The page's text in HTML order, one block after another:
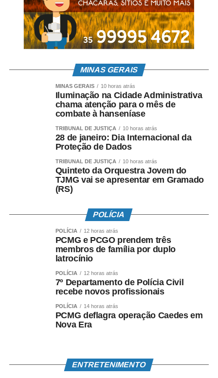
Redes sociais estimulamo
cérebro
As redes sociais influenciam nossos sentidos biológicos
ligado”. Esse processo acontece devido ao prazer
estabelecido na função cerebral, como acontece nas
probabilidades de sobrevivência, por exemplo, comer
comidas calóricas, dormir bem, aprender novas
habilidades, conseguir apoio social, fazer sexo.
Leia Também: Fiocruz: Vacinas salvaram 63 mil idosos de
janeiro a agosto de 2021
O cérebro pode ser estimulado por qualquer atividade ou
informação prazerosa, mesmo sem ter a função de
sobrevivência, por exemplo, jogos, músicas, filmes, livros,
por drogas como anfetaminas e heroína.
De fato as redes sociais provocam
, esse fenômeno é incontestável, pois,
evidências científicas demonstram que conexões
neurotróficos que estabelecem novas rotas alternativas
nas células neuronais do córtex cerebral.
Consequências dos prazeres
de controlar a quantidade de tempo que passam on-line.
MINAS GERAIS
MINAS GERAIS 10 horas atrás
Iluminação na Cidade Administrativa
chama atenção para o mês de
combate à hanseníase
TRIBUNAL DE JUSTIÇA 10 horas atrás
28 de janeiro: Dia Internacional da
Proteção de Dados
TRIBUNAL DE JUSTIÇA 10 horas atrás
Quinteto da Orquestra Jovem do
TJMG vai se apresentar em Gramado
(RS)
POLÍCIA
POLÍCIA 12 horas atrás
PCMG e PCGO prendem três
membros de família por duplo
latrocínio
POLÍCIA 12 horas atrás
7º Departamento de Polícia Civil
recebe novos profissionais
POLÍCIA 14 horas atrás
PCMG deflagra operação Caedes em
Nova Era
ENTRETENIMENTO